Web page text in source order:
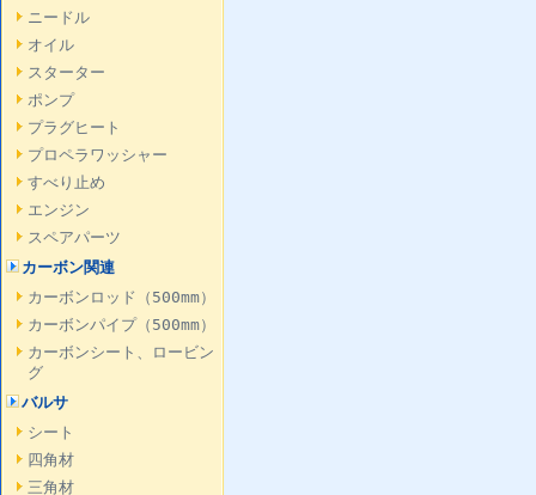
ニードル
オイル
スターター
ポンプ
プラグヒート
プロペラワッシャー
すべり止め
エンジン
スペアパーツ
カーボン関連
カーボンロッド（500mm）
カーボンパイプ（500mm）
カーボンシート、ロービン
グ
バルサ
シート
四角材
三角材